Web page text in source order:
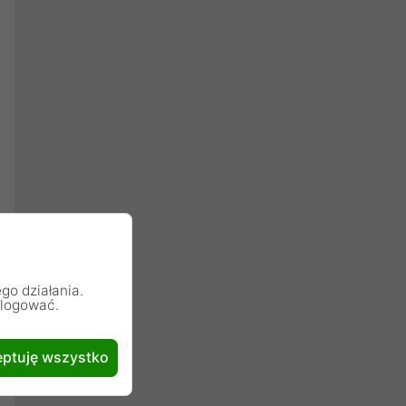
działania.
wszystko